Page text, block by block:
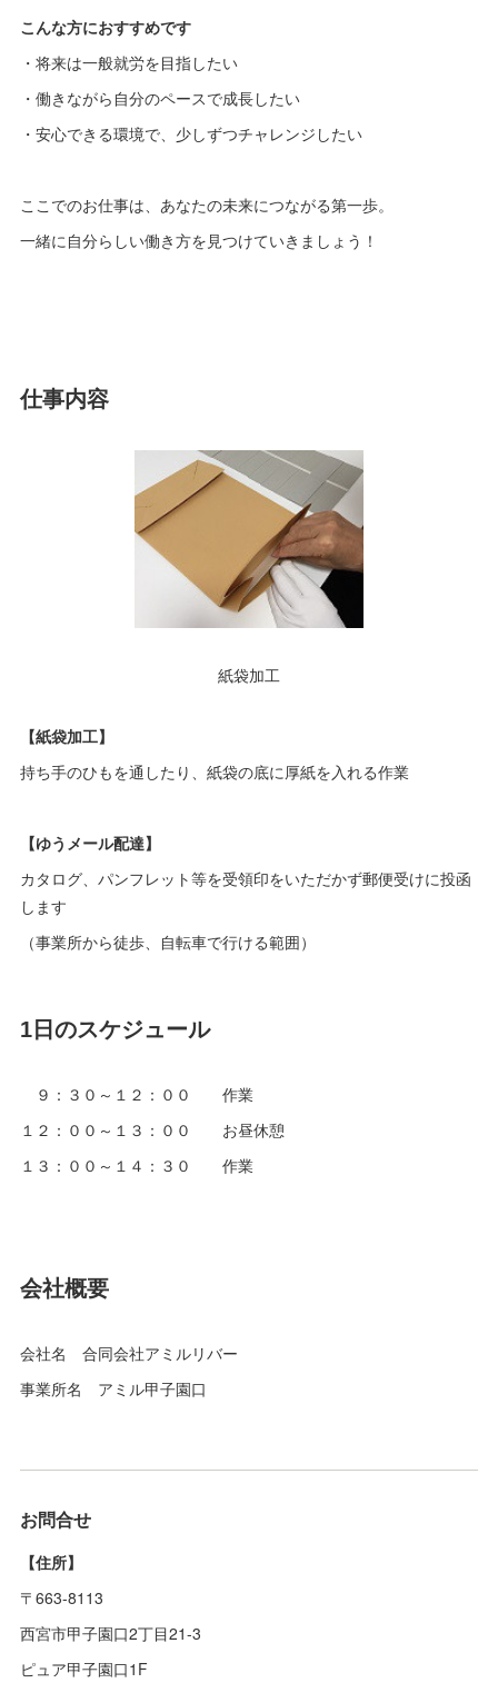
こんな方におすすめです
・将来は一般就労を目指したい
・働きながら自分のペースで成長したい
・安心できる環境で、少しずつチャレンジしたい
ここでのお仕事は、あなたの未来につながる第一歩。
一緒に自分らしい働き方を見つけていきましょう！
仕事内容
紙袋加工
【紙袋加工】
持ち手のひもを通したり、紙袋の底に厚紙を入れる作業
【ゆうメール配達】
カタログ、パンフレット等を受領印をいただかず郵便受けに投函
します
（事業所から徒歩、自転車で行ける範囲）
1日のスケジュール
９：３０～１２：００ 作業
１２：００～１３：００ お昼休憩
１３：００～１４：３０ 作業
会社概要
会社名 合同会社アミルリバー
事業所名 アミル甲子園口
お問合せ
【住所】
〒663-8113
西宮市甲子園口2丁目21-3
ピュア甲子園口1F